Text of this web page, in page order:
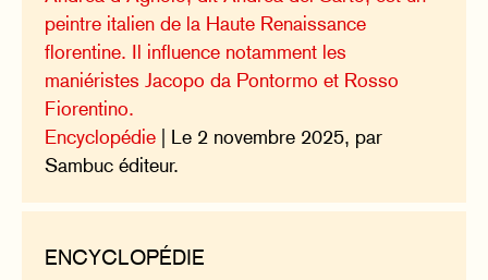
peintre italien de la Haute Renaissance
florentine. Il influence notamment les
maniéristes Jacopo da Pontormo et Rosso
Fiorentino.
Encyclopédie | Le 2 novembre 2025, par
Sambuc éditeur.
ENCYCLOPÉDIE